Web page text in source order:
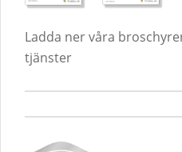
Ladda ner våra
tjänster